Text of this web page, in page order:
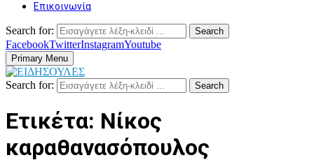
Επικοινωνία
Search for: Search
FacebookTwitterInstagramYoutube
Primary Menu
Search for: Search
Ετικέτα: Νίκος
καραθανασόπουλος